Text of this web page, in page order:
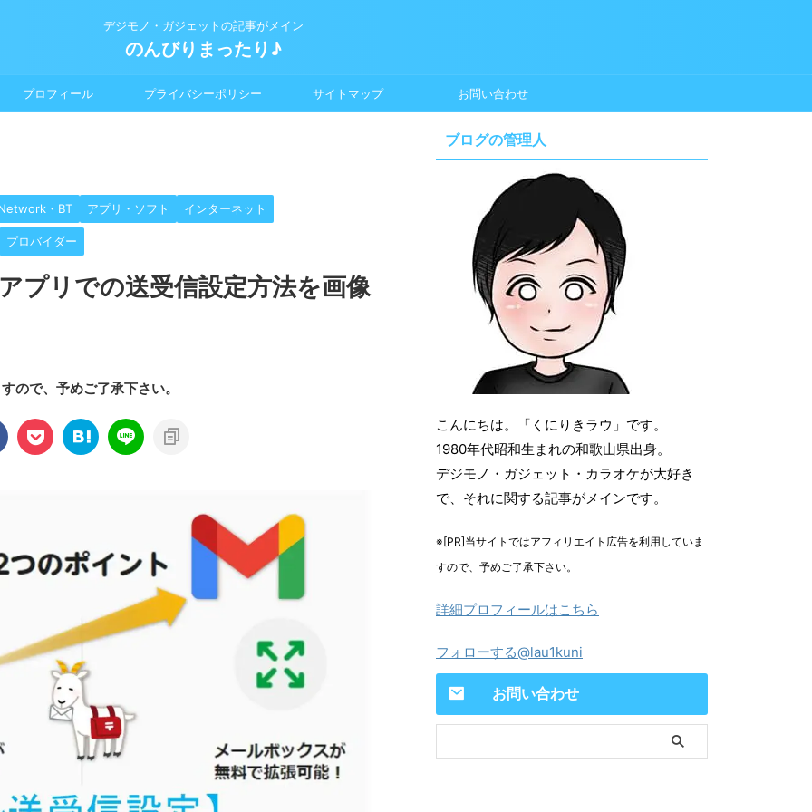
デジモノ・ガジェットの記事がメイン
のんびりまったり♪
プロフィール プライバシーポリシー サイトマップ お問い合わせ
・BT アプリ・ソフト インターネット
プロバイダー
プリでの送受信設定方法を画像
ので、予めご了承下さい。
ブログの管理人
こんにちは。「くにりきラウ」です。
1980年代昭和生まれの和歌山県出身。
デジモノ・ガジェット・カラオケが大好き
で、それに関する記事がメインです。
※[PR]当サイトではアフィリエイト広告を利用していま
すので、予めご了承下さい。
詳細プロフィールはこちら
フォローする@lau1kuni
お問い合わせ